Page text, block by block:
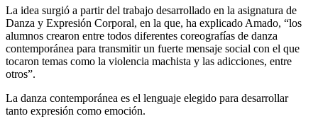
La idea surgió a partir del trabajo desarrollado en la asignatura de
Danza y Expresión Corporal, en la que, ha explicado Amado, “los
alumnos crearon entre todos diferentes coreografías de danza
contemporánea para transmitir un fuerte mensaje social con el que
tocaron temas como la violencia machista y las adicciones, entre
otros”.
La danza contemporánea es el lenguaje elegido para desarrollar
tanto expresión como emoción.